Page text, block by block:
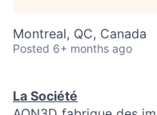
Montreal, QC, Canada
Posted 6+ months ago
La Société